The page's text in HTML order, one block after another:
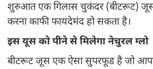
शुरुआत एक गिलास चुकंदर (बीटरूट)
करना काफी फायदेमंद हो सकता है।
इस यूस को पीने से मिलेगा नेचुरल ग्लो
बीटरूट जूस एक ऐसा सुपरफूड है जो